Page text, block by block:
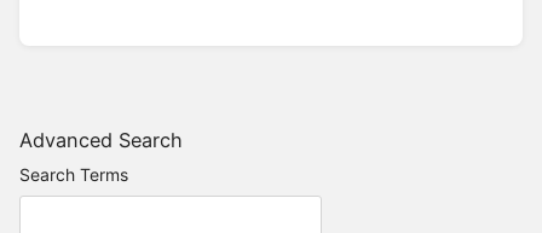
Advanced Search
Search Terms